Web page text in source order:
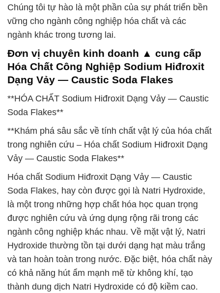
Chúng tôi tự hào là một phần của sự phát triển bền
vững cho ngành công nghiệp hóa chất và các
ngành khác trong tương lai.
Đơn vị chuyên kinh doanh ▲ cung cấp
Hóa Chất Công Nghiệp Sodium Hiđroxit
Dạng Vảy — Caustic Soda Flakes
**HÓA CHẤT Sodium Hiđroxit Dạng Vảy — Caustic
Soda Flakes**
**Khám phá sâu sắc về tính chất vật lý của hóa chất
trong nghiên cứu – Hóa chất Sodium Hiđroxit Dạng
Vảy — Caustic Soda Flakes**
Hóa chất Sodium Hiđroxit Dạng Vảy — Caustic
Soda Flakes, hay còn được gọi là Natri Hydroxide,
là một trong những hợp chất hóa học quan trọng
được nghiên cứu và ứng dụng rộng rãi trong các
ngành công nghiệp khác nhau. Về mặt vật lý, Natri
Hydroxide thường tồn tại dưới dạng hạt màu trắng
và tan hoàn toàn trong nước. Đặc biệt, hóa chất này
có khả năng hút ẩm mạnh mẽ từ không khí, tạo
thành dung dịch Natri Hydroxide có độ kiềm cao.